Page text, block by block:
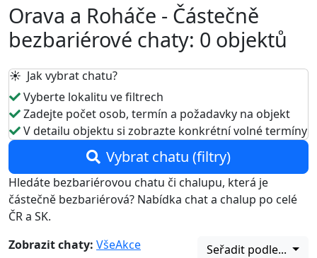
Orava a Roháče - Částečně
bezbariérové chaty: 0 objektů
☀️ Jak vybrat chatu?
Vyberte lokalitu ve filtrech
Zadejte počet osob, termín a požadavky na objekt
V detailu objektu si zobrazte konkrétní volné termíny
Vybrat chatu (filtry)
Hledáte bezbariérovou chatu či chalupu, která je
částečně bezbariérová? Nabídka chat a chalup po celé
ČR a SK.
Zobrazit chaty: VšeAkce
Seřadit podle...